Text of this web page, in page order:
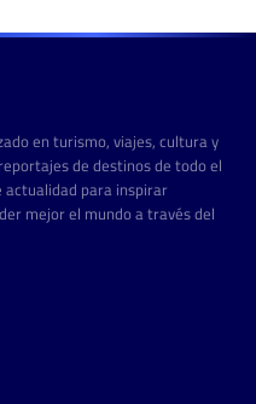
en turismo, viajes, cultura y
de destinos de todo el
actualidad para inspirar
mejor el mundo a través del